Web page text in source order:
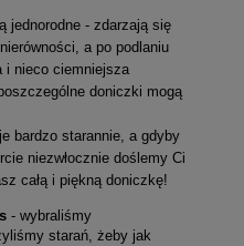
jednorodne - zdarzają się
a po podlaniu
i nieco ciemniejsza
doniczki mogą
bardzo starannie, a gdyby
niezwłocznie doślemy Ci
całą i piękną doniczkę!
- wybraliśmy
starań, żeby jak